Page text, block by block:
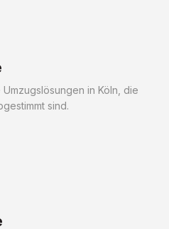
in Köln, die
sind.